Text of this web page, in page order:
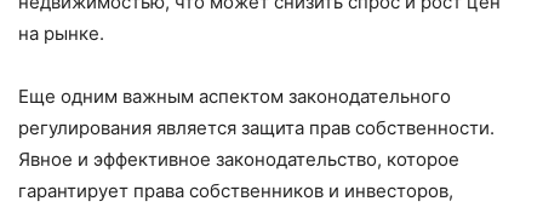
на рынке.
Еще одним важным аспектом законодательного
регулирования является защита прав собственности.
Явное и эффективное законодательство, которое
гарантирует права собственников и инвесторов,